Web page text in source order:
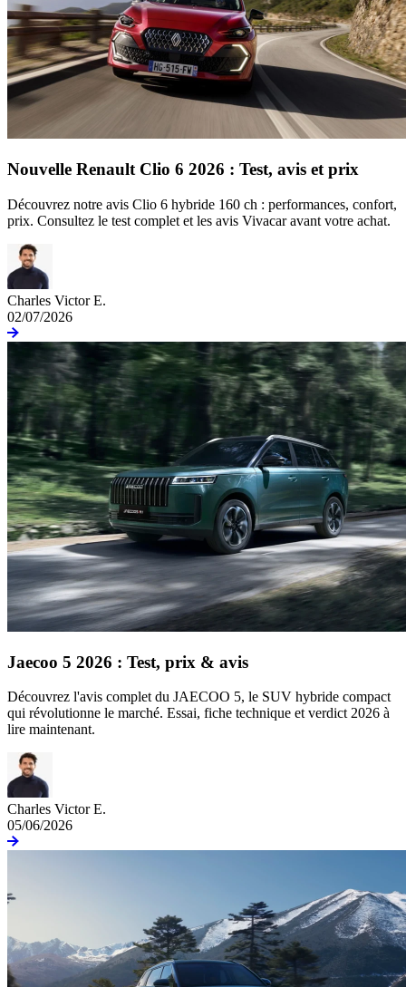
Nouvelle Renault Clio 6 2026 : Test, avis et prix
Découvrez notre avis Clio 6 hybride 160 ch : performances, confort,
prix. Consultez le test complet et les avis Vivacar avant votre achat.
Charles Victor E.
02/07/2026
Jaecoo 5 2026 : Test, prix & avis
Découvrez l'avis complet du JAECOO 5, le SUV hybride compact
qui révolutionne le marché. Essai, fiche technique et verdict 2026 à
lire maintenant.
Charles Victor E.
05/06/2026